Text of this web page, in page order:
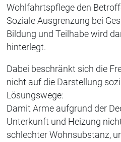
Wohlfahrtspflege den
Soziale Ausgrenzung bei
Bildung und Teilhabe wird
hinterlegt.
Dabei beschränkt sich die
nicht auf die Darstellung
Lösungswege:
Damit Arme aufgrund der
Unterkunft und Heizung
schlechter Wohnsubstanz,